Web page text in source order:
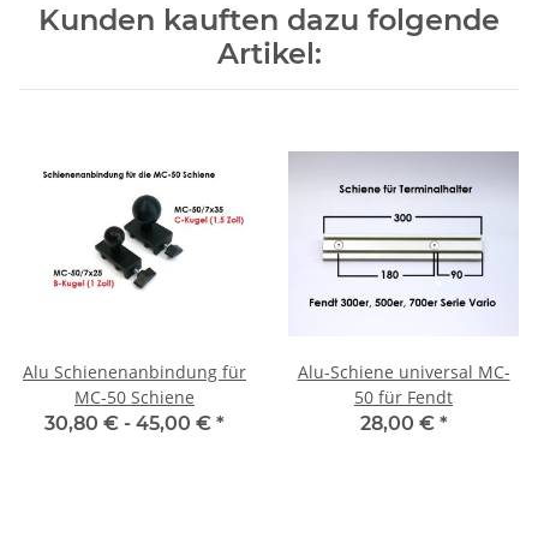
Kunden kauften dazu folgende
Artikel:
Alu Schienenanbindung für
MC-50 Schiene
30,80 € - 45,00 € *
Alu-Schiene universal MC-
50 für Fendt
28,00 € *